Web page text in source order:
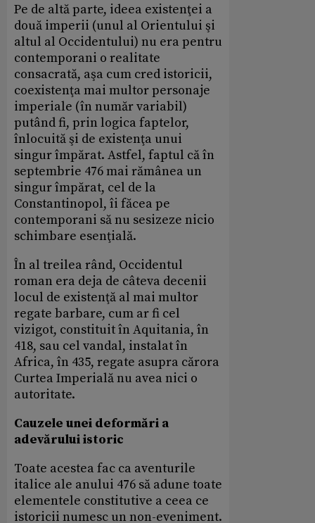
Pe de altă parte, ideea existenţei a
două imperii (unul al Orientului şi
altul al Occidentului) nu era pentru
contemporani o realitate
consacrată, aşa cum cred istoricii,
coexistenţa mai multor personaje
imperiale (în număr variabil)
putând fi, prin logica faptelor,
înlocuită şi de existenţa unui
singur împărat. Astfel, faptul că în
septembrie 476 mai rămânea un
singur împărat, cel de la
Constantinopol, îi făcea pe
contemporani să nu sesizeze nicio
schimbare esenţială.
În al treilea rând, Occidentul
roman era deja de câteva decenii
locul de existenţă al mai multor
regate barbare, cum ar fi cel
vizigot, constituit în Aquitania, în
418, sau cel vandal, instalat în
Africa, în 435, regate asupra cărora
Curtea Imperială nu avea nici o
autoritate.
Cauzele unei deformări a
adevărului istoric
Toate acestea fac ca aventurile
italice ale anului 476 să adune toate
elementele constitutive a ceea ce
istoricii numesc un non-eveniment.